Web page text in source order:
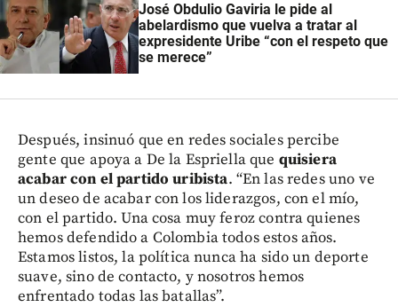
José Obdulio Gaviria le pide al
abelardismo que vuelva a tratar al
expresidente Uribe “con el respeto que
se merece”
Después, insinuó que en redes sociales percibe
gente que apoya a De la Espriella que quisiera
acabar con el partido uribista. “En las redes uno ve
un deseo de acabar con los liderazgos, con el mío,
con el partido. Una cosa muy feroz contra quienes
hemos defendido a Colombia todos estos años.
Estamos listos, la política nunca ha sido un deporte
suave, sino de contacto, y nosotros hemos
enfrentado todas las batallas”.